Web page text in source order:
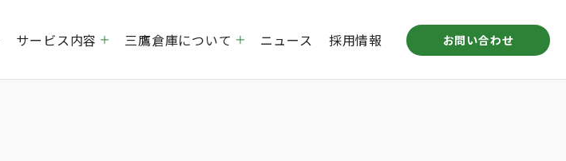
サービス内容 三鷹倉庫について ニュース 採用情報 お問い合わせ